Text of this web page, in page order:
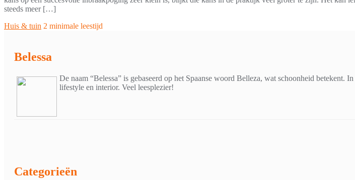
steeds meer […]
Huis & tuin 2 minimale leestijd
Belessa
De naam “Belessa” is gebaseerd op het Spaanse woord Belleza, wat schoonheid betekent.
lifestyle en interior. Veel leesplezier!
Categorieën